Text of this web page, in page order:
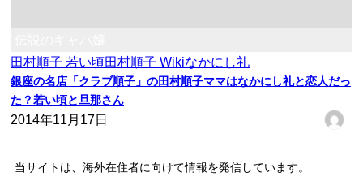
田村順子 若い頃田村順子 Wikiなかにし礼
銀座の名店「クラブ順子」の田村順子ママはなかにし礼と恋人だっ
た？若い頃と旦那さん
2014年11月17日
当サイトは、海外在住者に向けて情報を発信しています。